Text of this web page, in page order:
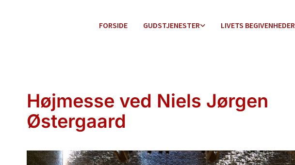
FORSIDE GUDSTJENESTER LIVETS BEGIVENHEDER
Højmesse ved Niels Jørgen
Østergaard